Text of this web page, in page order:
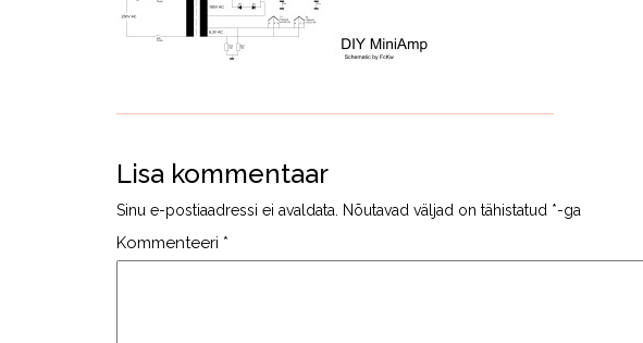
Lisa kommentaar
Sinu e-postiaadressi ei avaldata. Nõutavad väljad on tähistatud *-ga
Kommenteeri *